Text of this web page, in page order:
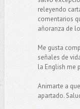
releyendo
comentarios
añoranza de
Me gusta
señales de
la English me
Animarte a
apartado.